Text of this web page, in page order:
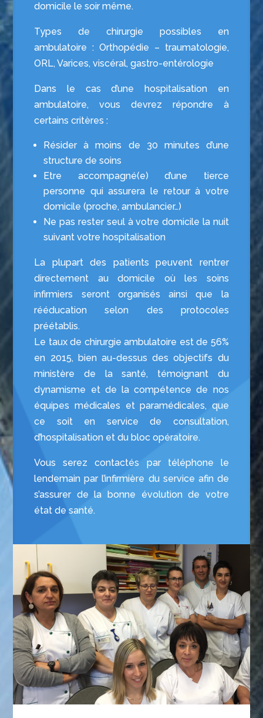
domicile le soir même.
Types de chirurgie possibles en
ambulatoire : Orthopédie – traumatologie,
ORL, Varices, viscéral, gastro-entérologie
Dans le cas d’une hospitalisation en
ambulatoire, vous devrez répondre à
certains critères :
Résider à moins de 30 minutes d’une
structure de soins
Etre accompagné(e) d’une tierce
personne qui assurera le retour à votre
domicile (proche, ambulancier…)
Ne pas rester seul à votre domicile la nuit
suivant votre hospitalisation
La plupart des patients peuvent rentrer
directement au domicile où les soins
infirmiers seront organisés ainsi que la
rééducation selon des protocoles
préétablis.
Le taux de chirurgie ambulatoire est de 56%
en 2015, bien au-dessus des objectifs du
ministère de la santé, témoignant du
dynamisme et de la compétence de nos
équipes médicales et paramédicales, que
ce soit en service de consultation,
d’hospitalisation et du bloc opératoire.
Vous serez contactés par téléphone le
lendemain par l’infirmière du service afin de
s’assurer de la bonne évolution de votre
état de santé.